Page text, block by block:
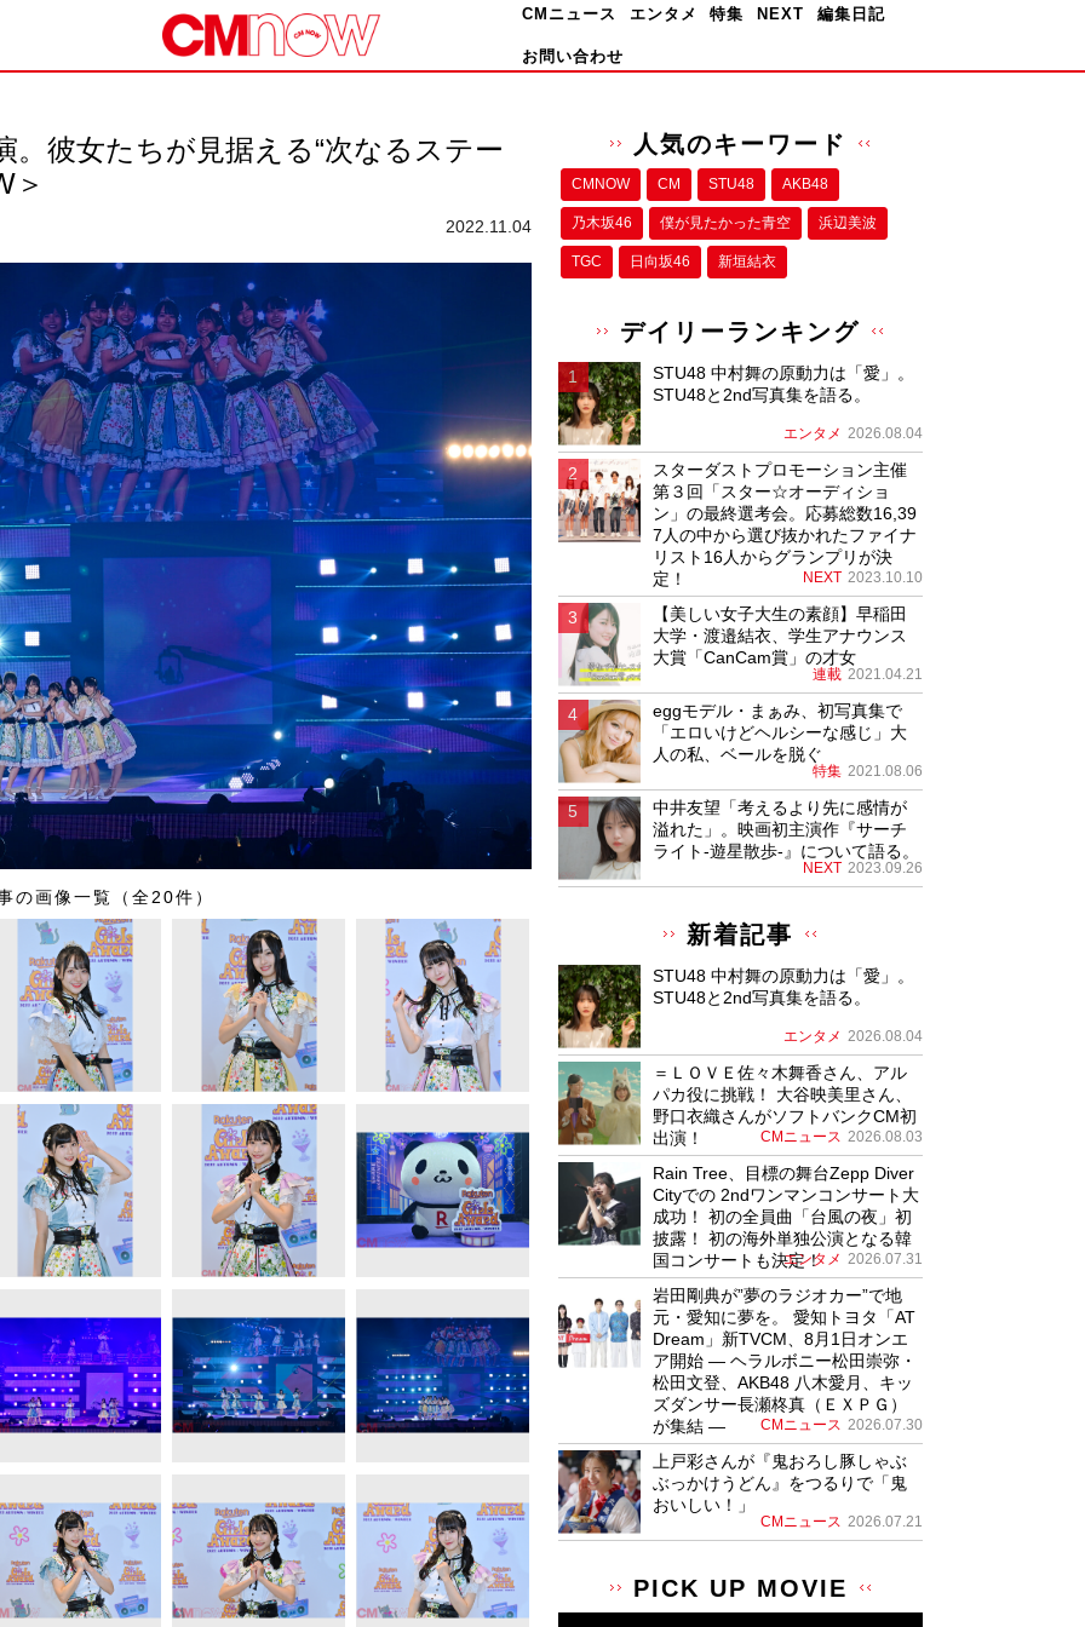
CMニュース エンタメ 特集 NEXT 編集日記
お問い合わせ
。彼女たちが見据える“次なるステー
＞
2022.11.04
の画像一覧（全20件）
人気のキーワード
CMNOW CM STU48 AKB48
乃木坂46 僕が⾒たかった⻘空 浜辺美波
TGC 日向坂46 新垣結衣
デイリーランキング
STU48 中村舞の原動力は「愛」。
STU48と2nd写真集を語る。
エンタメ 2026.08.04
スターダストプロモーション主催
第３回「スター☆オーディショ
ン」の最終選考会。応募総数16,39
7人の中から選び抜かれたファイナ
リスト16人からグランプリが決
定！
NEXT 2023.10.10
【美しい女子大生の素顔】早稲田
大学・渡邉結衣、学生アナウンス
大賞「CanCam賞」の才女
連載 2021.04.21
eggモデル・まぁみ、初写真集で
「エロいけどヘルシーな感じ」大
人の私、ベールを脱ぐ
特集 2021.08.06
中井友望「考えるより先に感情が
溢れた」。映画初主演作『サーチ
ライト-遊星散歩-』について語る。
NEXT 2023.09.26
新着記事
STU48 中村舞の原動力は「愛」。
STU48と2nd写真集を語る。
エンタメ 2026.08.04
＝ＬＯＶＥ佐々木舞香さん、アル
パカ役に挑戦！ 大谷映美里さん、
野口衣織さんがソフトバンクCM初
出演！
CMニュース 2026.08.03
Rain Tree、目標の舞台Zepp Diver
Cityでの 2ndワンマンコンサート大
成功！ 初の全員曲「台風の夜」初
披露！ 初の海外単独公演となる韓
国コンサートも決定！
エンタメ 2026.07.31
岩田剛典が”夢のラジオカー”で地
元・愛知に夢を。 愛知トヨタ「AT
Dream」新TVCM、8月1日オンエ
ア開始 ― ヘラルボニー松田崇弥・
松田文登、AKB48 八木愛月、キッ
ズダンサー長瀬柊真（ＥＸＰＧ）
が集結 ―
CMニュース 2026.07.30
上戸彩さんが『鬼おろし豚しゃぶ
ぶっかけうどん』をつるりで「鬼
おいしい！」
CMニュース 2026.07.21
PICK UP MOVIE